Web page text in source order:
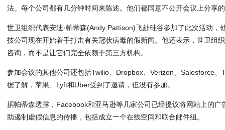
法。每个公司都有几分钟时间来陈述。他们都同意不公开会议上分享
世卫组织代表安迪·帕蒂森(Andy Pattison)飞赴硅谷参加了此次活动，
技公司现在开始着手打击有关冠状病毒的假新闻。他还表示，世卫组
咨询，而不是让它们完全依赖于第三方机构。
参加会议的其他公司还包括Twilio、Dropbox、Verizon、Salesforce
据了解，苹果、Lyft和Uber受到了邀请，但没有参加。
据帕蒂森透露，Facebook和亚马逊等几家公司已经提议将网站上的
助遏制虚假信息的传播，包括成立一个在线空间和联合邮件组。